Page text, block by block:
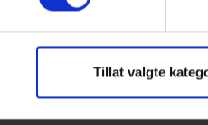
Tillat valgte